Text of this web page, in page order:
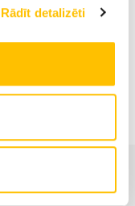
Rādīt detalizēti